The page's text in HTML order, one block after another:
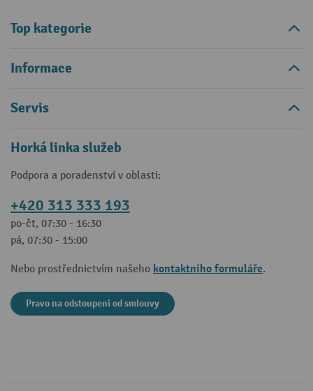
Top kategorie
Informace
Servis
Horká linka služeb
Podpora a poradenství v oblasti:
+420 313 333 193
po-čt, 07:30 - 16:30
pá, 07:30 - 15:00
Nebo prostřednictvím našeho kontaktního formuláře.
Pravo na odstoupeni od smlouvy